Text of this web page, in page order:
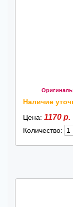
Наличие
Цена: 1170 р.
Количество: